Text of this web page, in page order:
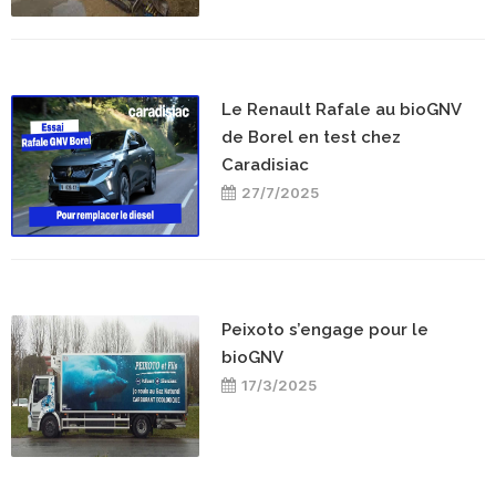
Le Renault Rafale au bioGNV
de Borel en test chez
Caradisiac
27/7/2025
Peixoto s’engage pour le
bioGNV
17/3/2025